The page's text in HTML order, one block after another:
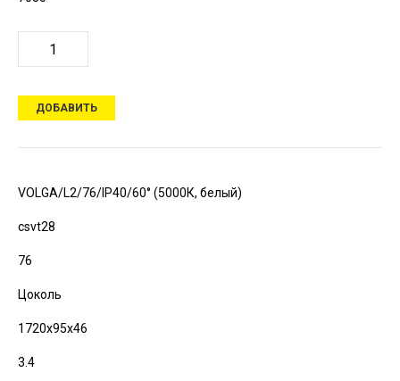
ДОБАВИТЬ
VOLGA/L2/76/IP40/60° (5000К, белый)
csvt28
76
Цоколь
1720х95х46
3.4